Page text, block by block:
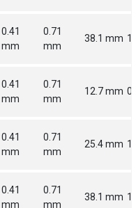
0.41
mm
0.71
mm
38.1 mm
0.41
mm
0.71
mm
12.7 mm
0.41
mm
0.71
mm
25.4 mm 1
0.41
mm
0.71
mm
38.1 mm